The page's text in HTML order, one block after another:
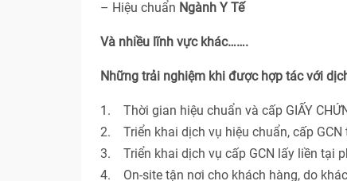
– Hiệu chuẩn Ngành Y Tế
Và nhiều lĩnh vực khác…….
Những trải nghiệm khi được hợp tác với
1. Thời gian hiệu chuẩn và cấp GIẤY
2. Triển khai dịch vụ hiệu chuẩn, cấp GCN
3. Triển khai dịch vụ cấp GCN lấy liền tại
4. On-site tận nơi cho khách hàng, do